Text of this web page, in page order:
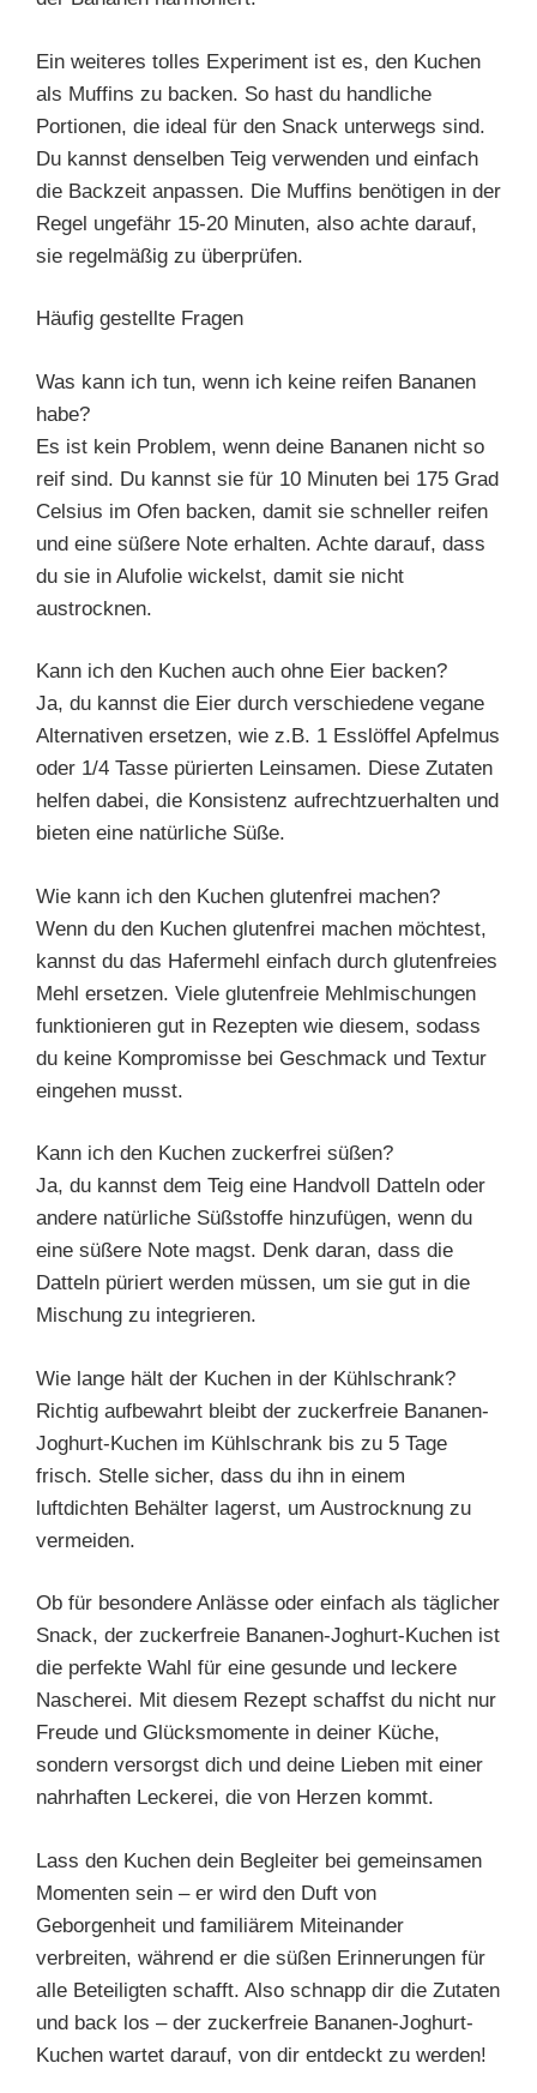
Ein weiteres tolles Experiment ist es, den Kuchen
als Muffins zu backen. So hast du handliche
Portionen, die ideal für den Snack unterwegs sind.
Du kannst denselben Teig verwenden und einfach
die Backzeit anpassen. Die Muffins benötigen in der
Regel ungefähr 15-20 Minuten, also achte darauf,
sie regelmäßig zu überprüfen.
Häufig gestellte Fragen
Was kann ich tun, wenn ich keine reifen Bananen
habe?
Es ist kein Problem, wenn deine Bananen nicht so
reif sind. Du kannst sie für 10 Minuten bei 175 Grad
Celsius im Ofen backen, damit sie schneller reifen
und eine süßere Note erhalten. Achte darauf, dass
du sie in Alufolie wickelst, damit sie nicht
austrocknen.
Kann ich den Kuchen auch ohne Eier backen?
Ja, du kannst die Eier durch verschiedene vegane
Alternativen ersetzen, wie z.B. 1 Esslöffel Apfelmus
oder 1/4 Tasse pürierten Leinsamen. Diese Zutaten
helfen dabei, die Konsistenz aufrechtzuerhalten und
bieten eine natürliche Süße.
Wie kann ich den Kuchen glutenfrei machen?
Wenn du den Kuchen glutenfrei machen möchtest,
kannst du das Hafermehl einfach durch glutenfreies
Mehl ersetzen. Viele glutenfreie Mehlmischungen
funktionieren gut in Rezepten wie diesem, sodass
du keine Kompromisse bei Geschmack und Textur
eingehen musst.
Kann ich den Kuchen zuckerfrei süßen?
Ja, du kannst dem Teig eine Handvoll Datteln oder
andere natürliche Süßstoffe hinzufügen, wenn du
eine süßere Note magst. Denk daran, dass die
Datteln püriert werden müssen, um sie gut in die
Mischung zu integrieren.
Wie lange hält der Kuchen in der Kühlschrank?
Richtig aufbewahrt bleibt der zuckerfreie Bananen-
Joghurt-Kuchen im Kühlschrank bis zu 5 Tage
frisch. Stelle sicher, dass du ihn in einem
luftdichten Behälter lagerst, um Austrocknung zu
vermeiden.
Ob für besondere Anlässe oder einfach als täglicher
Snack, der zuckerfreie Bananen-Joghurt-Kuchen ist
die perfekte Wahl für eine gesunde und leckere
Nascherei. Mit diesem Rezept schaffst du nicht nur
Freude und Glücksmomente in deiner Küche,
sondern versorgst dich und deine Lieben mit einer
nahrhaften Leckerei, die von Herzen kommt.
Lass den Kuchen dein Begleiter bei gemeinsamen
Momenten sein – er wird den Duft von
Geborgenheit und familiärem Miteinander
verbreiten, während er die süßen Erinnerungen für
alle Beteiligten schafft. Also schnapp dir die Zutaten
und back los – der zuckerfreie Bananen-Joghurt-
Kuchen wartet darauf, von dir entdeckt zu werden!